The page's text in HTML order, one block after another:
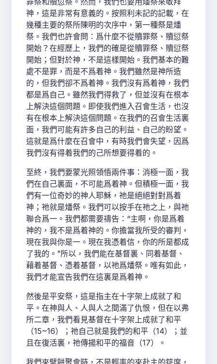
神，這是非常有意義的。按照利未記的記載，在
幾種主要的祭所陳明的次序中，第一種祭是燔
祭。我們也許會問：爲什麼不從贖罪祭、贖愆祭
開始？在經歷上，我們的確是從贖罪祭、贖愆祭
開始；但對於神，不是這樣開始。我們基本的難
處不是罪，而是不爲着神。我們雖然是神所造
的，但我們卻不爲着神。我們沒有爲着神，我們
都是爲自己。雖然我們得救了，但並沒有在根本
上解決這個問題。即使我們進入召會生活，也沒
有在根本上解決這個問題。在我們的召會生活裏
面，我們可能有許多自己的利益、自己的盼望。
這就是爲什麼在召會中，有時我們會失望，因爲
我們沒有得着我們的己所想要得着的。
至終，我們要蒙光照領悟兩件事：消極一面，我
們在自己裏面，不可能爲着神。但積極一面，我
們有一位奇妙的神人耶穌，祂是絕絕對對爲着
神；祂就是燔祭。我們可以按手在祂之上，與祂
聯合爲一。我們都需要禱告：“主啊，你是爲着
神的，我不是爲着神的。你擔當我所受的審判，
現在我與你是一。現在我憑着信，你的所是都成
了我的。”所以，我們能在基督裏、同着基督、
藉着基督、憑着基督，以祂爲燔祭。唯有如此，
我們才能宣告我們在這裏是爲着神。
然後是平安祭，這是指主在十字架上成就了和
平。在神與人、人與人之間滿了仇恨，但在以弗
所二章，我們看見基督在十字架上成就了和平
（15~16）；祂自己就是我們的和平（14）；並
且在復活裏，祂傳揚和平的福音（17）。